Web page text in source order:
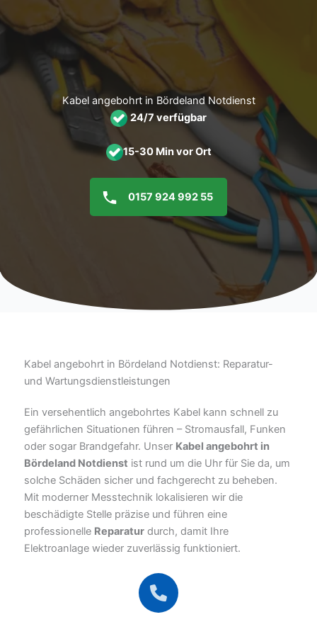
Inhalt
Kabel angebohrt in Bördeland Notdienst
24/7 verfügbar
15-30 Min vor Ort
0157 924 992 55
Kabel angebohrt in Bördeland Notdienst: Reparatur-
und Wartungsdienstleistungen
Ein versehentlich angebohrtes Kabel kann schnell zu
gefährlichen Situationen führen – Stromausfall, Funken
oder sogar Brandgefahr. Unser Kabel angebohrt in
Bördeland Notdienst ist rund um die Uhr für Sie da, um
solche Schäden sicher und fachgerecht zu beheben.
Mit moderner Messtechnik lokalisieren wir die
beschädigte Stelle präzise und führen eine
professionelle Reparatur durch, damit Ihre
Elektroanlage wieder zuverlässig funktioniert.